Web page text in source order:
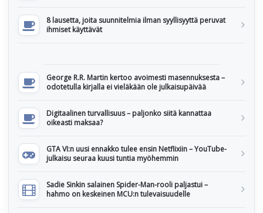
8 lausetta, joita suunnitelmia ilman syyllisyyttä peruvat
ihmiset käyttävät
George R.R. Martin kertoo avoimesti masennuksesta –
odotetulla kirjalla ei vieläkään ole julkaisupäivää
Digitaalinen turvallisuus – paljonko siitä kannattaa
oikeasti maksaa?
GTA VI:n uusi ennakko tulee ensin Netflixiin – YouTube-
julkaisu seuraa kuusi tuntia myöhemmin
Sadie Sinkin salainen Spider-Man-rooli paljastui –
hahmo on keskeinen MCU:n tulevaisuudelle